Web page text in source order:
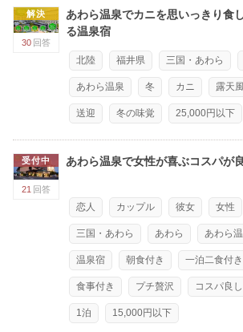
解決
30 回答
あわら温泉でカニを思いっきり食
る温泉宿
北陸 福井県 三国・あわら
あわら温泉 冬 カニ 露天
送迎 冬の味覚 25,000円以下
受付中
21 回答
あわら温泉で女性が喜ぶコスパが
恋人 カップル 彼女 女性
三国・あわら あわら あわら
温泉宿 朝食付き 一泊二食付き
食事付き プチ贅沢 コスパ良し
1泊 15,000円以下